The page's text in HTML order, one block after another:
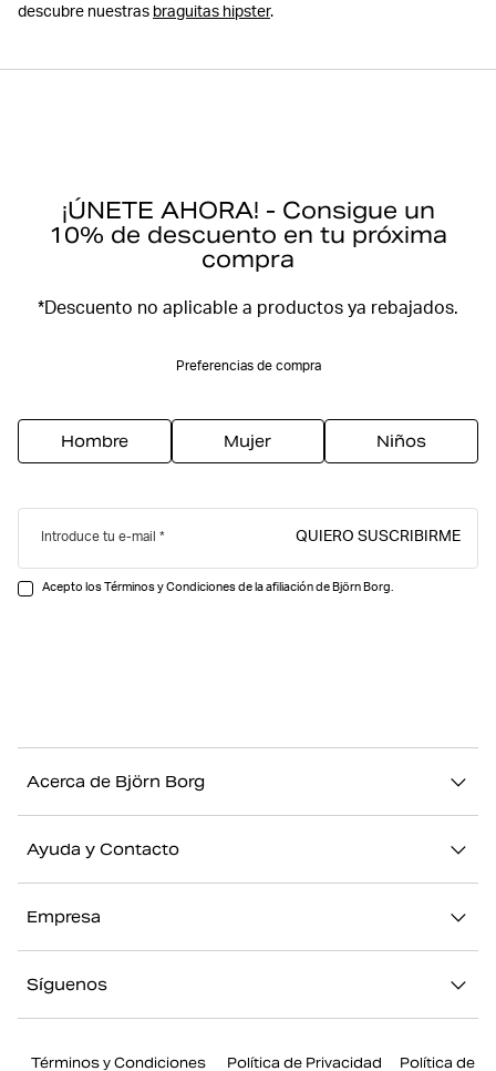
descubre nuestras braguitas hipster.
¡ÚNETE AHORA! - Consigue un
10% de descuento en tu próxima
compra
*Descuento no aplicable a productos ya rebajados.
Preferencias de compra
Hombre Mujer Niños
Introduce tu e-mail QUIERO SUSCRIBIRME
Acepto los Términos y Condiciones de la afiliación de Björn Borg.
Acerca de Björn Borg
Stories
Nuestras Tiendas
Ayuda y Contacto
Devolución/Reclamación
Mi cuenta
Empresa
Síguenos
Términos y Condiciones Política de Privacidad Política de